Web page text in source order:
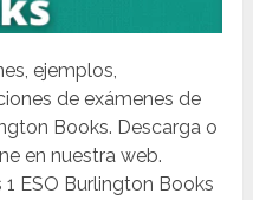
ejemplos,
de exámenes de
Books. Descarga o
en nuestra web.
ESO Burlington Books